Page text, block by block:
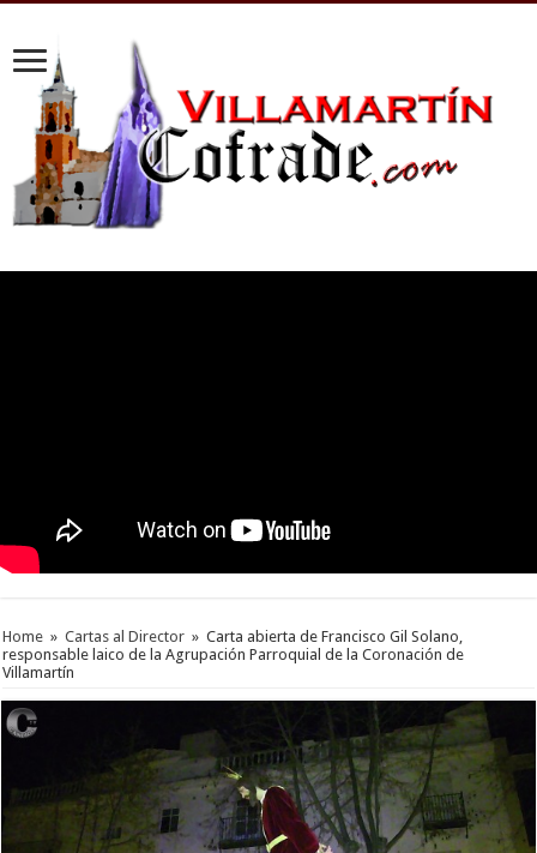
Home » Cartas al Director » Carta abierta de Francisco Gil Solano,
responsable laico de la Agrupación Parroquial de la Coronación de
Villamartín